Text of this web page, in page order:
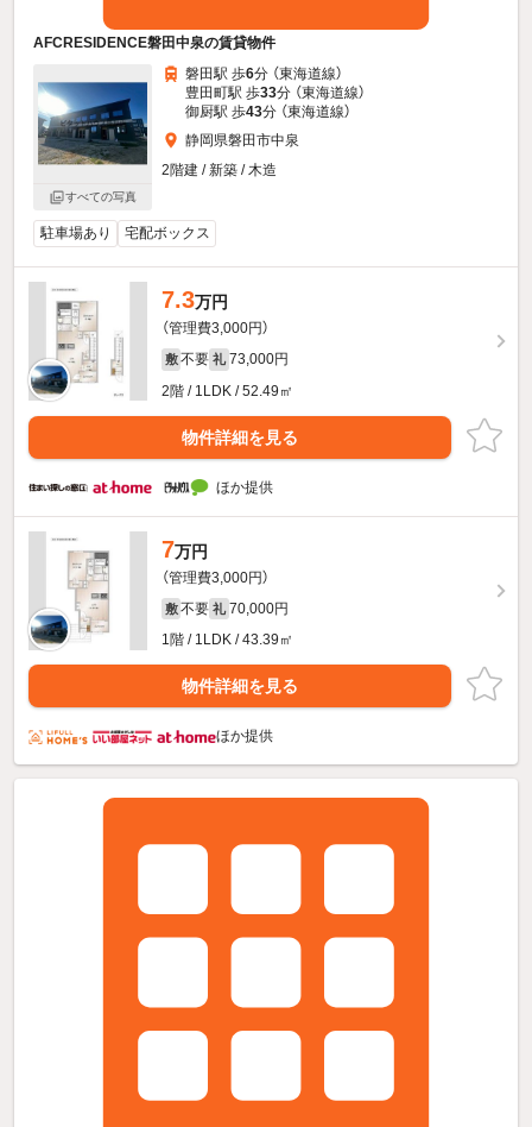
AFCRESIDENCE磐田中泉の賃貸物件
すべての写真
磐田駅 歩6分 （東海道線）
豊田町駅 歩33分 （東海道線）
御厨駅 歩43分 （東海道線）
静岡県磐田市中泉
2階建 / 新築 / 木造
駐車場あり 宅配ボックス
7.3万円
（管理費3,000円）
敷 不要 礼 73,000円
2階 / 1LDK / 52.49㎡
物件詳細を見る
ほか提供
7万円
（管理費3,000円）
敷 不要 礼 70,000円
1階 / 1LDK / 43.39㎡
物件詳細を見る
ほか提供